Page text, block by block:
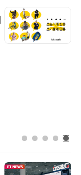
에이블스토어